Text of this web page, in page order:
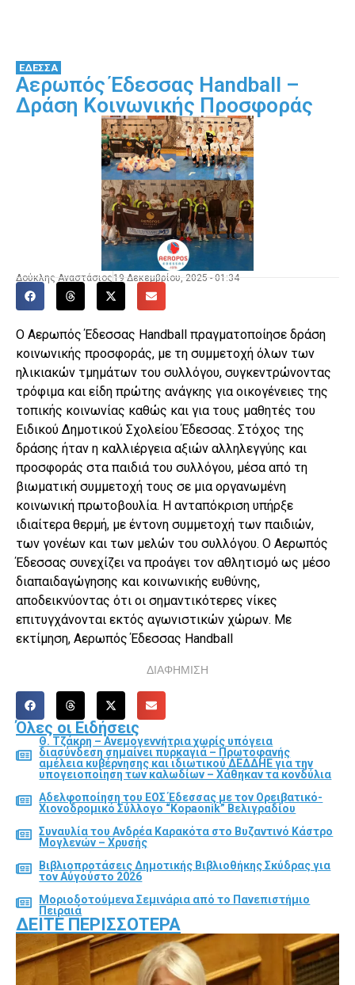
ΕΔΕΣΣΑ
Αερωπός Έδεσσας Handball –
Δράση Κοινωνικής Προσφοράς
Δούκλης Αναστάσιος 19 Δεκεμβρίου, 2025 - 01:34
Ο Αερωπός Έδεσσας Handball πραγματοποίησε δράση
κοινωνικής προσφοράς, με τη συμμετοχή όλων των
ηλικιακών τμημάτων του συλλόγου, συγκεντρώνοντας
τρόφιμα και είδη πρώτης ανάγκης για οικογένειες της
τοπικής κοινωνίας καθώς και για τους μαθητές του
Ειδικού Δημοτικού Σχολείου Έδεσσας. Στόχος της
δράσης ήταν η καλλιέργεια αξιών αλληλεγγύης και
προσφοράς στα παιδιά του συλλόγου, μέσα από τη
βιωματική συμμετοχή τους σε μια οργανωμένη
κοινωνική πρωτοβουλία. Η ανταπόκριση υπήρξε
ιδιαίτερα θερμή, με έντονη συμμετοχή των παιδιών,
των γονέων και των μελών του συλλόγου. Ο Αερωπός
Έδεσσας συνεχίζει να προάγει τον αθλητισμό ως μέσο
διαπαιδαγώγησης και κοινωνικής ευθύνης,
αποδεικνύοντας ότι οι σημαντικότερες νίκες
επιτυγχάνονται εκτός αγωνιστικών χώρων. Με
εκτίμηση, Αερωπός Έδεσσας Handball
ΔΙΑΦΗΜΙΣΗ
Όλες οι Ειδήσεις
Θ. Τζάκρη – Ανεμογεννήτρια χωρίς υπόγεια
διασύνδεση σημαίνει πυρκαγιά – Πρωτοφανής
αμέλεια κυβέρνησης και ιδιωτικού ΔΕΔΔΗΕ για την
υπογειοποίηση των καλωδίων – Χάθηκαν τα κονδύλια
Αδελφοποίηση του ΕΟΣ Έδεσσας με τον Ορειβατικό-
Χιονοδρομικό Σύλλογο “Kopaonik” Βελιγραδίου
Συναυλία του Ανδρέα Καρακότα στο Βυζαντινό Κάστρο
Μογλενών – Χρυσής
Βιβλιοπροτάσεις Δημοτικής Βιβλιοθήκης Σκύδρας για
τον Αύγούστο 2026
Μοριοδοτούμενα Σεμινάρια από το Πανεπιστήμιο
Πειραιά
ΔΕΊΤΕ ΠΕΡΙΣΣΌΤΕΡΑ